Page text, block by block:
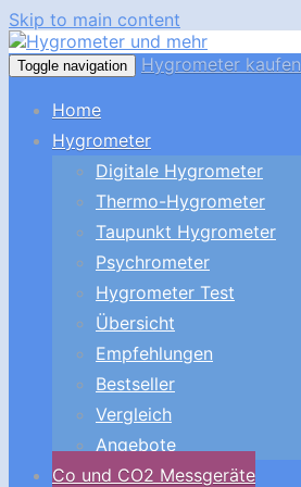
Skip to main content
Toggle navigation Hygrometer kaufen
Home
Hygrometer
Digitale Hygrometer
Thermo-Hygrometer
Taupunkt Hygrometer
Psychrometer
Hygrometer Test
Übersicht
Empfehlungen
Bestseller
Vergleich
Angebote
Co und CO2 Messgeräte